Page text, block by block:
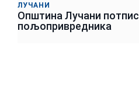
ЛУЧАНИ
Општина Лучани
пољопривредника